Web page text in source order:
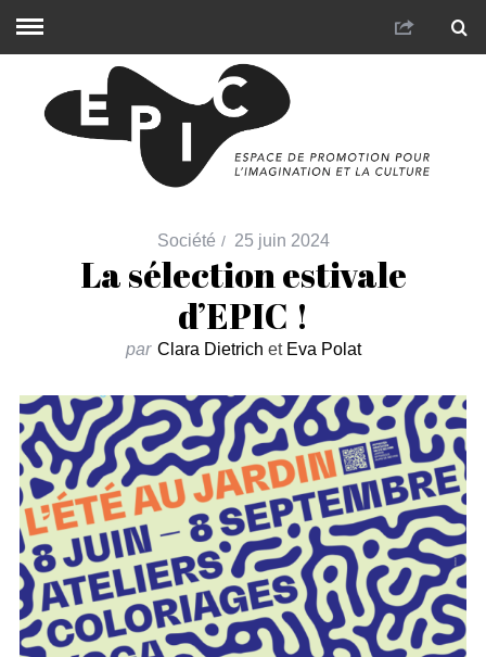
Société 25 juin 2024
La sélection estivale
d’EPIC !
par Clara Dietrich et Eva Polat